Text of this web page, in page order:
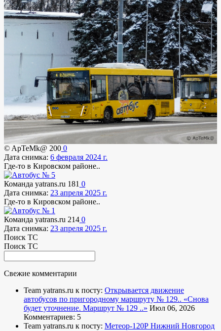
© ApTeMk@ 200 0
Дата снимка: 6 февраля 2024 г.
Где-то в Кировском районе..
Команда yatrans.ru 181 0
Дата снимка: 23 апреля 2025 г.
Где-то в Кировском районе..
Команда yatrans.ru 214 0
Дата снимка: 23 апреля 2025 г.
Поиск ТС
Поиск ТС
Свежие комментарии
Team yatrans.ru к посту: Открывается движение
автобусов по пригородному маршруту № 129.. «Снова
будет уточнение. Маршрут № 129 ..» Июл 06, 2026
Комментариев: 5
Team yatrans.ru к посту: Метеор-120Р Нижний Новгород